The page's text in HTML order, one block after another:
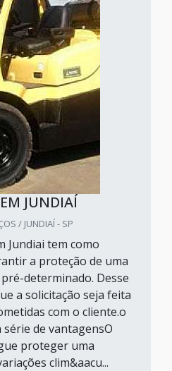
JUNDIAÍ
/ JUNDIAÍ - SP
Jundiai tem como
a proteção de uma
determinado. Desse
a solicitação seja feita
com o cliente.o
de vantagensO
proteger uma
clim&aacu...